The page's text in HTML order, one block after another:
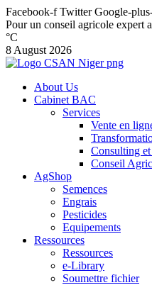
Facebook-f Twitter Google-
Pour un conseil agricole expert
°C
8 August 2026
About Us
Cabinet BAC
Services
Vente en
Consulting
Conseil
AgShop
Semences
Engrais
Pesticides
Equipements
Ressources
Ressources
e-Library
Soumettre fichier